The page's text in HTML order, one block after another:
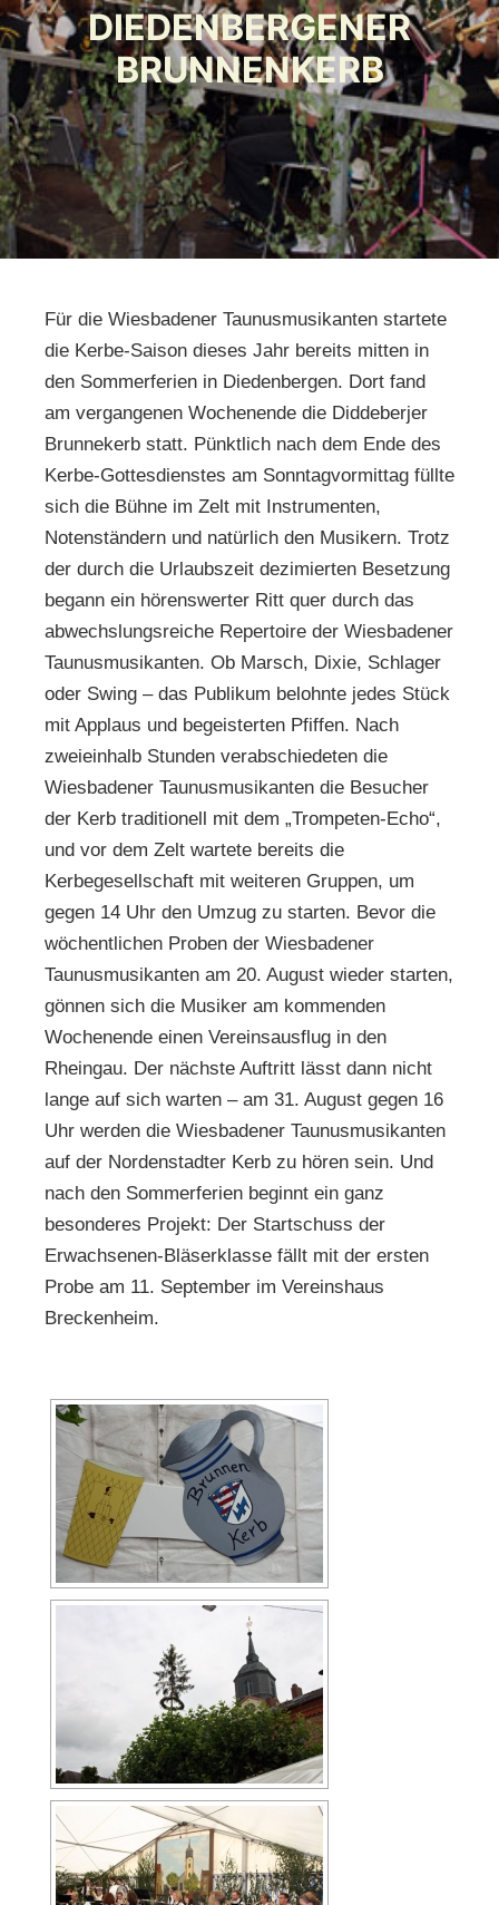
DIEDENBERGENER
BRUNNENKERB
Für die Wiesbadener Taunusmusikanten startete
die Kerbe-Saison dieses Jahr bereits mitten in
den Sommerferien in Diedenbergen. Dort fand
am vergangenen Wochenende die Diddeberjer
Brunnekerb statt. Pünktlich nach dem Ende des
Kerbe-Gottesdienstes am Sonntagvormittag füllte
sich die Bühne im Zelt mit Instrumenten,
Notenständern und natürlich den Musikern. Trotz
der durch die Urlaubszeit dezimierten Besetzung
begann ein hörenswerter Ritt quer durch das
abwechslungsreiche Repertoire der Wiesbadener
Taunusmusikanten. Ob Marsch, Dixie, Schlager
oder Swing – das Publikum belohnte jedes Stück
mit Applaus und begeisterten Pfiffen. Nach
zweieinhalb Stunden verabschiedeten die
Wiesbadener Taunusmusikanten die Besucher
der Kerb traditionell mit dem „Trompeten-Echo“,
und vor dem Zelt wartete bereits die
Kerbegesellschaft mit weiteren Gruppen, um
gegen 14 Uhr den Umzug zu starten. Bevor die
wöchentlichen Proben der Wiesbadener
Taunusmusikanten am 20. August wieder starten,
gönnen sich die Musiker am kommenden
Wochenende einen Vereinsausflug in den
Rheingau. Der nächste Auftritt lässt dann nicht
lange auf sich warten – am 31. August gegen 16
Uhr werden die Wiesbadener Taunusmusikanten
auf der Nordenstadter Kerb zu hören sein. Und
nach den Sommerferien beginnt ein ganz
besonderes Projekt: Der Startschuss der
Erwachsenen-Bläserklasse fällt mit der ersten
Probe am 11. September im Vereinshaus
Breckenheim.